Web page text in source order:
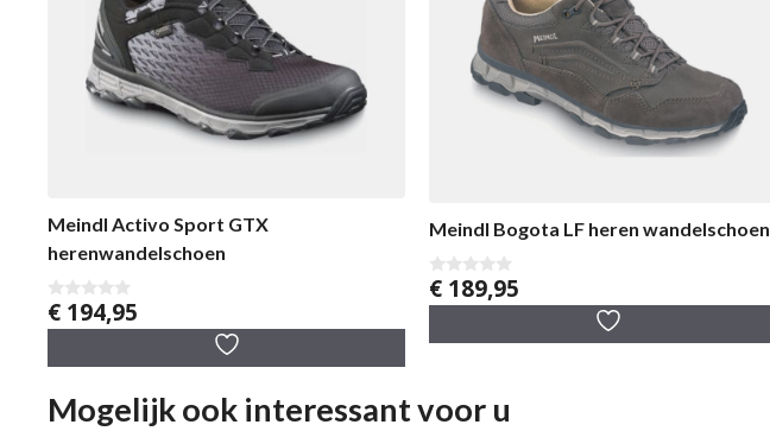
Meindl Activo Sport GTX
herenwandelschoen
0
v
5
€ 194,95
Meindl Bogota LF heren wandelschoen
0
v
5
€ 189,95
Mogelijk ook interessant voor u